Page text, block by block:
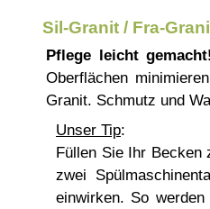
Sil-Granit / Fra-
Pflege leicht gemacht
Oberflächen
Granit. Schmutz und
Unser Tip:
Füllen Sie Ihr Becken
zwei
einwirken. So